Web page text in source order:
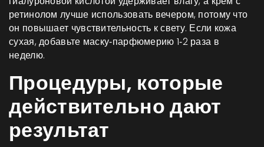
ретинолом лучше использовать вечером, потому что
он повышает чувствительность к свету. Если кожа
сухая, добавьте маску‑парфюмерию 1‑2 раза в
неделю.
Процедуры, которые
действительно дают
результат